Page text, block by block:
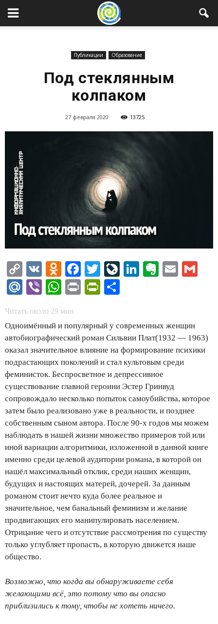
Публикации Образование
Под стеклянным
колпаком
27 февраля 2020 13725
Copy
Link
VK Odnoklassniki
Facebook
TwitterLiveJournal
LinkedIn
Evernote
Email
Mail.Ru
ViberWhatsApp
PrintPrintFriendly
Читать около 29 мин
Одноимённый и популярный у современных женщин
автобиографический роман Сильвии Плат(1932 — 1963)
оказал значительное влияние на формирование психики
подрастающих поколений и стал культовым среди
феминисток. Беспросветное и депрессивное
существование главной героини Эстер Гринвуд
сопровождало несколько попыток самоубийства, которое
затем было реализовано уже в реальности, и позднее
собственным сыном автора. После 90-х годов мы можем
наблюдать в нашей жизни множество примеров той или
иной вариации алгоритмики, изложенной в данной книге
именно среди целевой аудитории романа, в которой он
нашёл максимальный отклик, среди наших женщин,
будущих и настоящих матерей, дочерей. За данным
романом стоит нечто куда более реальное и
значительное, чем банальный феминизм и желание
продвигающих его манипулировать населением.
Отрицание чего и отсутствие рассмотрения по существу
только углубляет пропасть, в которую движется наше
общество.
Возможно, что когда вы обнаруживаете себя
желающими всё, это потому что вы опасно
приблизились к тому, чтобы не хотеть ничего.